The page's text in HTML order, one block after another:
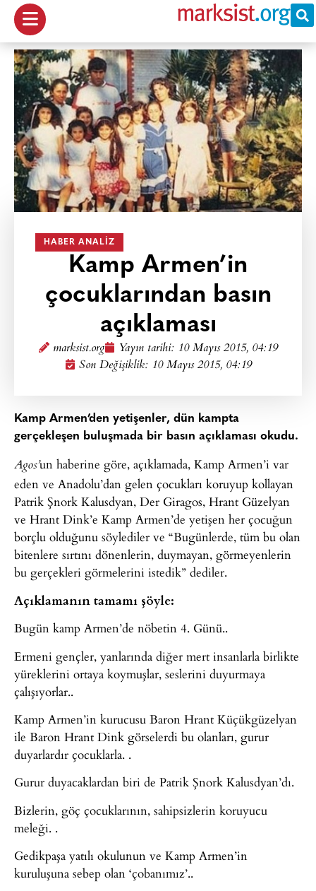
HABER ANALIZ
Kamp Armen’in
çocuklarından basın
açıklaması
marksist.org Yayın tarihi: 10 Mayıs 2015, 04:19
Son Değişiklik: 10 Mayıs 2015, 04:19
Kamp Armen’den yetişenler, dün kampta
gerçekleşen buluşmada bir basın açıklaması okudu.
Agos’un haberine göre, açıklamada, Kamp Armen’i var
eden ve Anadolu’dan gelen çocukları koruyup kollayan
Patrik Şnork Kalusdyan, Der Giragos, Hrant Güzelyan
ve Hrant Dink’e Kamp Armen’de yetişen her çocuğun
borçlu olduğunu söylediler ve “Bugünlerde, tüm bu olan
bitenlere sırtını dönenlerin, duymayan, görmeyenlerin
bu gerçekleri görmelerini istedik” dediler.
Açıklamanın tamamı şöyle:
Bugün kamp Armen’de nöbetin 4. Günü..
Ermeni gençler, yanlarında diğer mert insanlarla birlikte
yüreklerini ortaya koymuşlar, seslerini duyurmaya
çalışıyorlar..
Kamp Armen’in kurucusu Baron Hrant Küçükgüzelyan
ile Baron Hrant Dink görselerdi bu olanları, gurur
duyarlardır çocuklarla. .
Gurur duyacaklardan biri de Patrik Şnork Kalusdyan’dı.
Bizlerin, göç çocuklarının, sahipsizlerin koruyucu
meleği. .
Gedikpaşa yatılı okulunun ve Kamp Armen’in
kuruluşuna sebep olan ‘çobanımız’..